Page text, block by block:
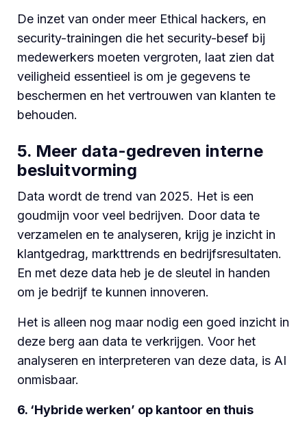
De inzet van onder meer Ethical hackers, en
security-trainingen die het security-besef bij
medewerkers moeten vergroten, laat zien dat
veiligheid essentieel is om je gegevens te
beschermen en het vertrouwen van klanten te
behouden.
5. Meer data-gedreven interne
besluitvorming
Data wordt de trend van 2025. Het is een
goudmijn voor veel bedrijven. Door data te
verzamelen en te analyseren, krijg je inzicht in
klantgedrag, markttrends en bedrijfsresultaten.
En met deze data heb je de sleutel in handen
om je bedrijf te kunnen innoveren.
Het is alleen nog maar nodig een goed inzicht in
deze berg aan data te verkrijgen. Voor het
analyseren en interpreteren van deze data, is AI
onmisbaar.
6. ‘Hybride werken’ op kantoor en thuis